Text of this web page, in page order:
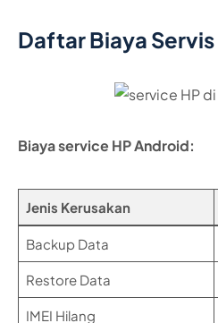
Daftar Biaya
Biaya service HP Android:
Jenis Kerusakan
Backup Data
Restore Data
IMEI Hilang